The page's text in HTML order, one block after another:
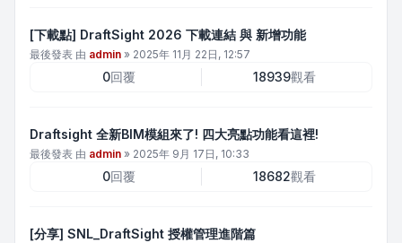
[下載點] DraftSight 2026 下載連結 與 新增功能
最後發表 由 admin » 2025年 11月 22日, 12:57
0回覆 18939觀看
Draftsight 全新BIM模組來了! 四大亮點功能看這裡!
最後發表 由 admin » 2025年 9月 17日, 10:33
0回覆 18682觀看
[分享] SNL_DraftSight 授權管理進階篇